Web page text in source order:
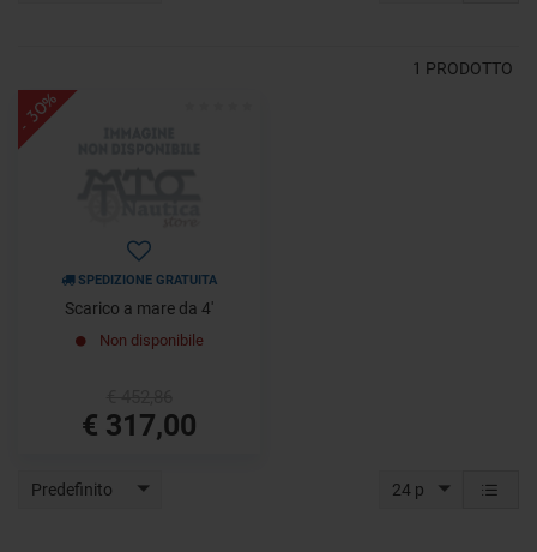
1 PRODOTTO
- 30%
SPEDIZIONE GRATUITA
Scarico a mare da 4'
Non disponibile
€ 317,00
Predefinito 24 p